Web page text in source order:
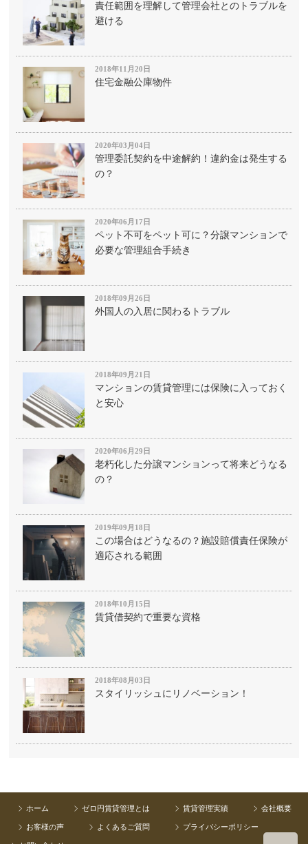
責任範囲を理解して管理会社とのトラブルを
避ける
2018年11月20日
住宅金融公庫物件
2020年03月04日
管理委託契約を中途解約！違約金は発生する
の？
2020年06月17日
ペット不可をペット可に？分譲マンションで
必要な管理組合手続き
2018年09月26日
外国人の入居に関わるトラブル
2018年09月21日
マンションの賃貸管理には保険に入っておく
と安心
2020年06月29日
老朽化した分譲マンションって将来どうなる
の？
2019年09月18日
この場合はどうなるの？施設賠償責任保険が
適応される範囲
2018年10月15日
賃貸借契約で重要な資格
2018年08月03日
スタイリッシュにリノベーション！
ホーム ゼロ円賃貸管理とは 賃貸管理実績 会社概要
お客様の声 よくあるご質問 プライバシーポリシー